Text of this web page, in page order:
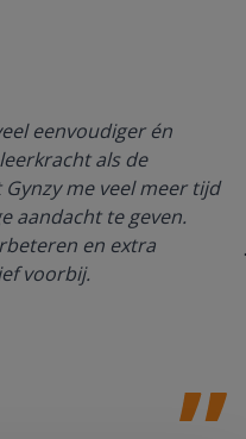
eenvoudiger én
als de
me veel meer tijd
aandacht te geven.
en extra
voorbij.